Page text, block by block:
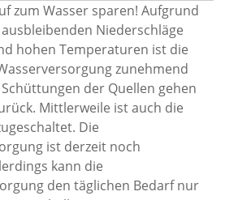
zum Wasser sparen! Aufgrund
Niederschläge
hohen Temperaturen ist die
zunehmend
der Quellen gehen
Mittlerweile ist auch die
Die
ist derzeit noch
kann die
den täglichen Bedarf nur